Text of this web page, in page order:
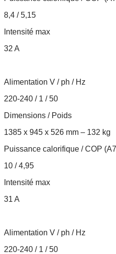
8,4 / 5,15
Intensité max
32 A
Alimentation V / ph / Hz
220-240 / 1 / 50
Dimensions / Poids
1385 x 945 x 526 mm – 132 kg
Puissance calorifique / COP
10 / 4,95
Intensité max
31 A
Alimentation V / ph / Hz
220-240 / 1 / 50